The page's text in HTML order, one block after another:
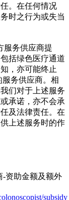
。在任何情况
时之行为或失当
服务供应商提
括绿色医疗通道
，亦可能终止
务供应商。相
们对于上述服务
承诺，亦不会承
及法律责任。在
上述服务时的作
资助金额及额外